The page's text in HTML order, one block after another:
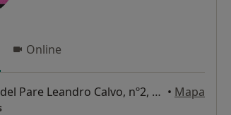
Online
Raconada del Pare Leandro Calvo, nº2, entresuelo, Gandía • Mapa